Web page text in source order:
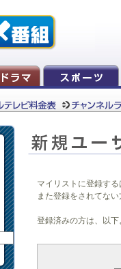
マイリストに登録す
また登録をされてな
登録済みの方は、以